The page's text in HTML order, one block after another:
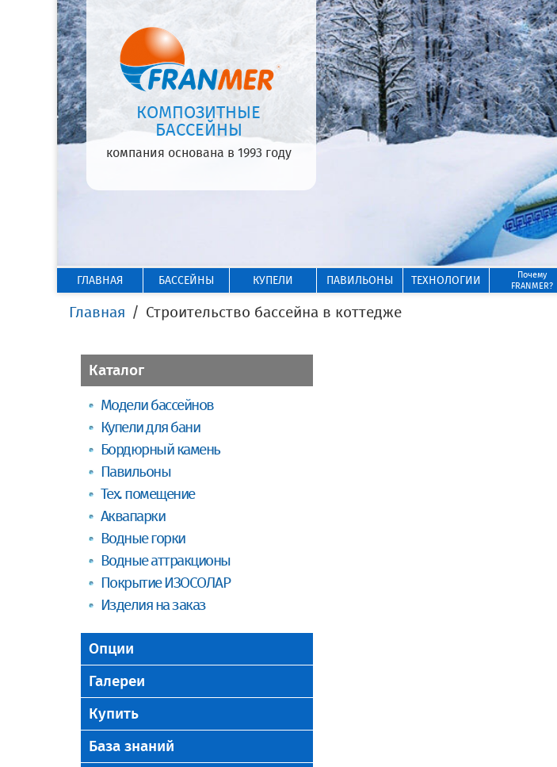
КОМПОЗИТНЫЕ
БАССЕЙНЫ
компания основана в 1993 году
ГЛАВНАЯ БАССЕЙНЫ КУПЕЛИ ПАВИЛЬОНЫ ТЕХНОЛОГИИ
Почему
FRANMER?
Главная Строительство бассейна в коттедже
Каталог
Модели бассейнов
Купели для бани
Бордюрный камень
Павильоны
Тех. помещение
Аквапарки
Водные горки
Водные аттракционы
Покрытие ИЗОСОЛАР
Изделия на заказ
Опции
Галереи
Купить
База знаний